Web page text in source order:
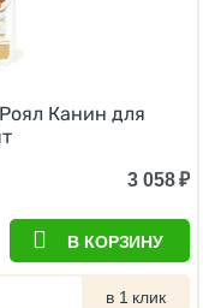
Канин для
3 058₽
В КОРЗИНУ
в 1 клик